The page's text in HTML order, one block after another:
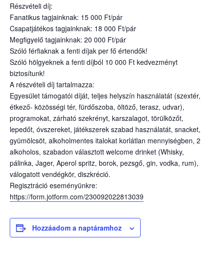
Részvételi díj:
Fanatikus tagjainknak: 15 000 Ft/pár
Csapatjátékos tagjainknak: 18 000 Ft/pár
Megfigyelő tagjainknak: 20 000 Ft/pár
Szóló férfiaknak a fenti díjak per fő értendők!
Szóló hölgyeknek a fenti díjból 10 000 Ft kedvezményt
biztosítunk!
A részvételi díj tartalmazza:
Egyesület támogatói díját, teljes helyszín használatát (szextér,
étkező- közösségi tér, fürdőszoba, öltöző, terasz, udvar),
programokat, zárható szekrényt, karszalagot, törülközőt,
lepedőt, óvszereket, játékszerek szabad használatát, snacket,
gyümölcsöt, alkoholmentes italokat korlátlan mennyiségben, 2
alkoholos, szabadon választott welcome drinket (Whisky,
pálinka, Jager, Aperol spritz, borok, pezsgő, gin, vodka, rum),
válogatott vendégkör, diszkréció.
Regisztráció eseményünkre:
https://form.jotform.com/230092022813039
Hozzáadom a naptáramhoz